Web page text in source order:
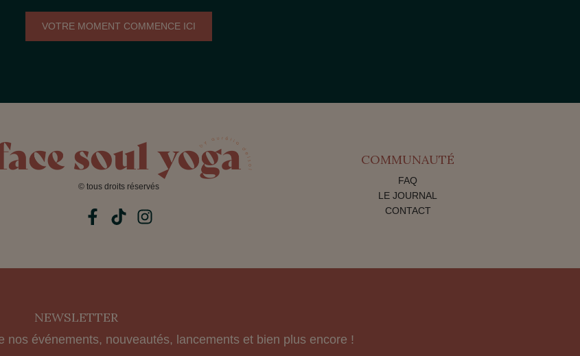
VOTRE MOMENT COMMENCE ICI
© tous droits réservés
COMMUNAUTÉ
FAQ
LE JOURNAL
CONTACT
NEWSLETTER
nos événements, nouveautés, lancements et bien plus encore !